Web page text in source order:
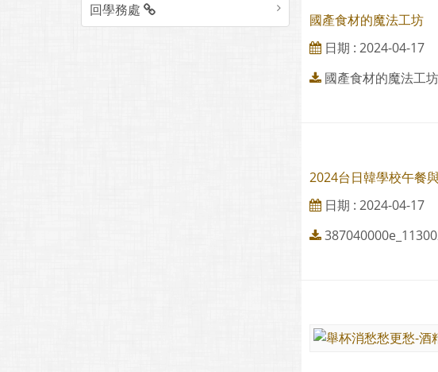
回學務處
國產食材的魔法工坊
日期 : 2024-04-17
國產食材的魔法工
2024台日韓學校午餐
日期 : 2024-04-17